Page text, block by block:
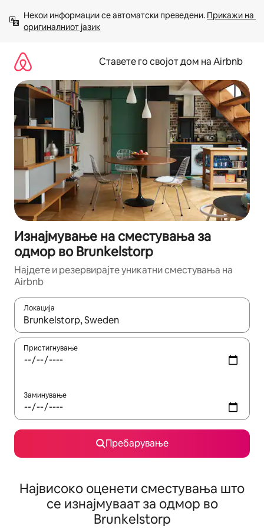
содржина
Некои информации се автоматски преведени. Прикажи на
оригиналниот јазик
Ставете го својот дом на Airbnb
Изнајмување на сместувања за
одмор во Brunkelstorp
Најдете и резервирајте уникатни сместувања на
Airbnb
Локација
Кога резултатите се достапни, движете се со копчињата
Пристигнување
Заминување
Пребарување
Највисоко оценети сместувања што
се изнајмуваат за одмор во
Brunkelstorp